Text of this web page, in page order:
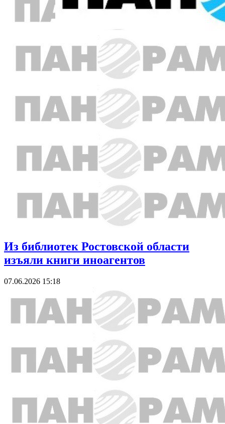
Из библиотек Ростовской области
изъяли книги иноагентов
07.06.2026 15:18